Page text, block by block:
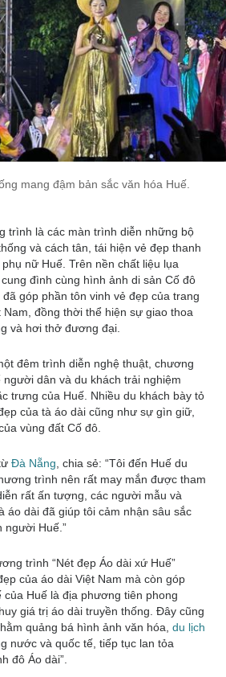
mang đậm bản sắc văn hóa Huế.
trình là các màn trình diễn những bộ
và cách tân, tái hiện vẻ đẹp thanh
nữ Huế. Trên nền chất liệu lụa
đình cùng hình ảnh di sản Cố đô
góp phần tôn vinh vẻ đẹp của trang
Nam, đồng thời thể hiện sự giao thoa
và hơi thở đương đại.
đêm trình diễn nghệ thuật, chương
dân và du khách trải nghiệm
trưng của Huế. Nhiều du khách bày tỏ
của tà áo dài cũng như sự gìn giữ,
vùng đất Cố đô.
Đà Nẵng, chia sẻ: “Tôi đến Huế du
trình nên rất may mắn được tham
rất ấn tượng, các người mẫu và
áo dài đã giúp tôi cảm nhận sâu sắc
người Huế.”
trình “Nét đẹp Áo dài xứ Huế”
của áo dài Việt Nam mà còn góp
của Huế là địa phương tiên phong
giá trị áo dài truyền thống. Đây cũng
quảng bá hình ảnh văn hóa, du lịch
nước và quốc tế, tiếp tục lan tỏa
đô Áo dài”.